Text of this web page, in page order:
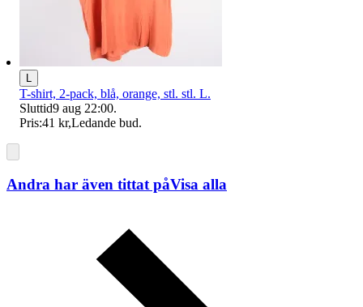
T-shirt, 2-pack, blå, orange, stl. stl. L.
Sluttid9 aug 22:00.
Pris:41 kr,Ledande bud.
Andra har även tittat påVisa alla